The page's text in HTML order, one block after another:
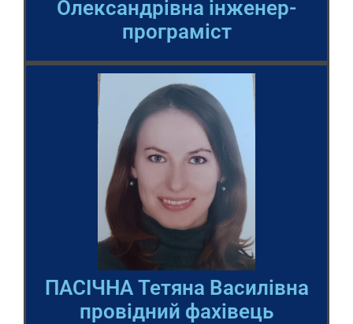
Олександрівна інженер-
програміст
ПАСІЧНА Тетяна Василівна
провідний фахівець